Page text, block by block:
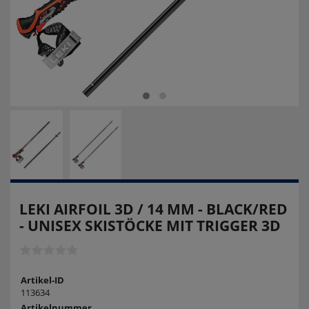
LEKI AIRFOIL 3D / 14 MM - BLACK/RED
- UNISEX SKISTÖCKE MIT TRIGGER 3D
Artikel-ID
113634